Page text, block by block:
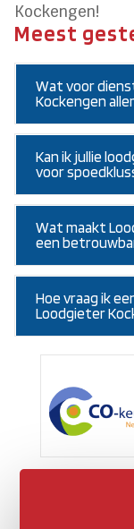
Kockengen!
Meest
Wat voor
Kockengen
Kan ik jullie
voor
Wat maakt
een
Hoe vraag ik
Loodgieter